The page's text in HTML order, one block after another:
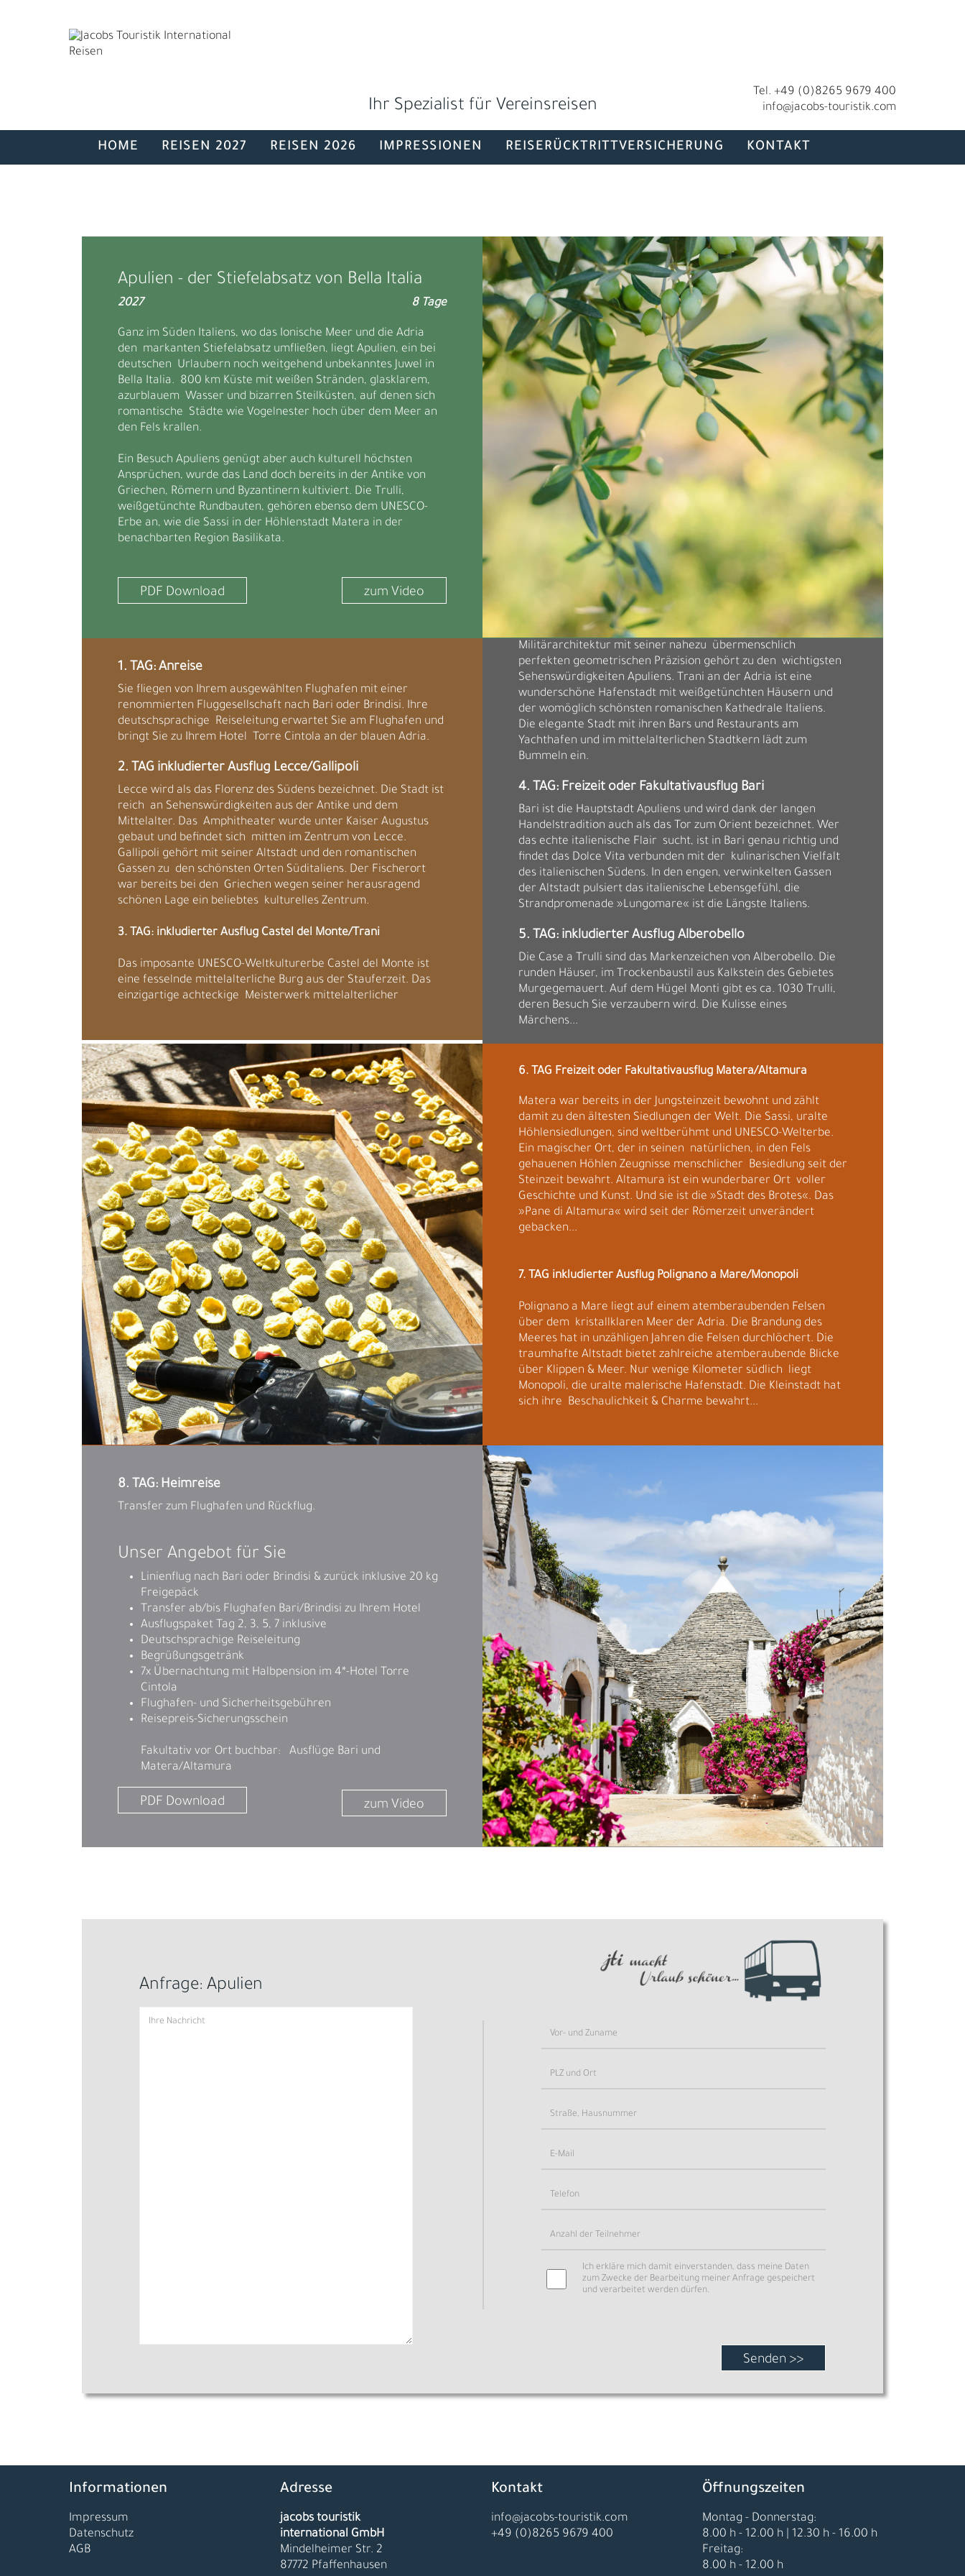
Ihr Spezialist für Vereinsreisen
Tel. +49 (0)8265 9679 400
info@jacobs-touristik.com
HOME REISEN 2027 REISEN 2026 IMPRESSIONEN REISERÜCKTRITTVERSICHERUNG KONTAKT
Apulien - der Stiefelabsatz von Bella Italia
2027 8 Tage
Ganz im Süden Italiens, wo das Ionische Meer und die Adria
den markanten Stiefelabsatz umfließen, liegt Apulien, ein bei
deutschen Urlaubern noch weitgehend unbekanntes Juwel in
Bella Italia. 800 km Küste mit weißen Stränden, glasklarem,
azurblauem Wasser und bizarren Steilküsten, auf denen sich
romantische Städte wie Vogelnester hoch über dem Meer an
den Fels krallen.
Ein Besuch Apuliens genügt aber auch kulturell höchsten
Ansprüchen, wurde das Land doch bereits in der Antike von
Griechen, Römern und Byzantinern kultiviert. Die Trulli,
weißgetünchte Rundbauten, gehören ebenso dem UNESCO-
Erbe an, wie die Sassi in der Höhlenstadt Matera in der
benachbarten Region Basilikata.
PDF Download zum Video
1. TAG: Anreise
Sie fliegen von Ihrem ausgewählten Flughafen mit einer
renommierten Fluggesellschaft nach Bari oder Brindisi. Ihre
deutschsprachige Reiseleitung erwartet Sie am Flughafen und
bringt Sie zu Ihrem Hotel Torre Cintola an der blauen Adria.
2. TAG inkludierter Ausflug Lecce/Gallipoli
Lecce wird als das Florenz des Südens bezeichnet. Die Stadt ist
reich an Sehenswürdigkeiten aus der Antike und dem
Mittelalter. Das Amphitheater wurde unter Kaiser Augustus
gebaut und befindet sich mitten im Zentrum von Lecce.
Gallipoli gehört mit seiner Altstadt und den romantischen
Gassen zu den schönsten Orten Süditaliens. Der Fischerort
war bereits bei den Griechen wegen seiner herausragend
schönen Lage ein beliebtes kulturelles Zentrum.
3. TAG: inkludierter Ausflug Castel del Monte/Trani
Das imposante UNESCO-Weltkulturerbe Castel del Monte ist
eine fesselnde mittelalterliche Burg aus der Stauferzeit. Das
einzigartige achteckige Meisterwerk mittelalterlicher
Militärarchitektur mit seiner nahezu übermenschlich
perfekten geometrischen Präzision gehört zu den wichtigsten
Sehenswürdigkeiten Apuliens. Trani an der Adria ist eine
wunderschöne Hafenstadt mit weißgetünchten Häusern und
der womöglich schönsten romanischen Kathedrale Italiens.
Die elegante Stadt mit ihren Bars und Restaurants am
Yachthafen und im mittelalterlichen Stadtkern lädt zum
Bummeln ein.
4. TAG: Freizeit oder Fakultativausflug Bari
Bari ist die Hauptstadt Apuliens und wird dank der langen
Handelstradition auch als das Tor zum Orient bezeichnet. Wer
das echte italienische Flair sucht, ist in Bari genau richtig und
findet das Dolce Vita verbunden mit der kulinarischen Vielfalt
des italienischen Südens. In den engen, verwinkelten Gassen
der Altstadt pulsiert das italienische Lebensgefühl, die
Strandpromenade »Lungomare« ist die Längste Italiens.
5. TAG: inkludierter Ausflug Alberobello
Die Case a Trulli sind das Markenzeichen von Alberobello. Die
runden Häuser, im Trockenbaustil aus Kalkstein des Gebietes
Murgegemauert. Auf dem Hügel Monti gibt es ca. 1030 Trulli,
deren Besuch Sie verzaubern wird. Die Kulisse eines
Märchens...
6. TAG Freizeit oder Fakultativausflug Matera/Altamura
Matera war bereits in der Jungsteinzeit bewohnt und zählt
damit zu den ältesten Siedlungen der Welt. Die Sassi, uralte
Höhlensiedlungen, sind weltberühmt und UNESCO-Welterbe.
Ein magischer Ort, der in seinen natürlichen, in den Fels
gehauenen Höhlen Zeugnisse menschlicher Besiedlung seit der
Steinzeit bewahrt. Altamura ist ein wunderbarer Ort voller
Geschichte und Kunst. Und sie ist die »Stadt des Brotes«. Das
»Pane di Altamura« wird seit der Römerzeit unverändert
gebacken...
7. TAG inkludierter Ausflug Polignano a Mare/Monopoli
Polignano a Mare liegt auf einem atemberaubenden Felsen
über dem kristallklaren Meer der Adria. Die Brandung des
Meeres hat in unzähligen Jahren die Felsen durchlöchert. Die
traumhafte Altstadt bietet zahlreiche atemberaubende Blicke
über Klippen & Meer. Nur wenige Kilometer südlich liegt
Monopoli, die uralte malerische Hafenstadt. Die Kleinstadt hat
sich ihre Beschaulichkeit & Charme bewahrt...
8. TAG: Heimreise
Transfer zum Flughafen und Rückflug.
Unser Angebot für Sie
Linienflug nach Bari oder Brindisi & zurück inklusive 20 kg
Freigepäck
Transfer ab/bis Flughafen Bari/Brindisi zu Ihrem Hotel
Ausflugspaket Tag 2, 3, 5, 7 inklusive
Deutschsprachige Reiseleitung
Begrüßungsgetränk
7x Übernachtung mit Halbpension im 4*-Hotel Torre
Cintola
Flughafen- und Sicherheitsgebühren
Reisepreis-Sicherungsschein
Fakultativ vor Ort buchbar: Ausflüge Bari und
Matera/Altamura
PDF Download zum Video
Anfrage: Apulien
Ich erkläre mich damit einverstanden, dass meine Daten
zum Zwecke der Bearbeitung meiner Anfrage gespeichert
und verarbeitet werden dürfen.
Senden >>
Informationen
Impressum
Datenschutz
AGB
Adresse
jacobs touristik
international GmbH
Mindelheimer Str. 2
87772 Pfaffenhausen
Kontakt
info@jacobs-touristik.com
+49 (0)8265 9679 400
Öffnungszeiten
Montag - Donnerstag:
8.00 h - 12.00 h | 12.30 h - 16.00 h
Freitag:
8.00 h - 12.00 h